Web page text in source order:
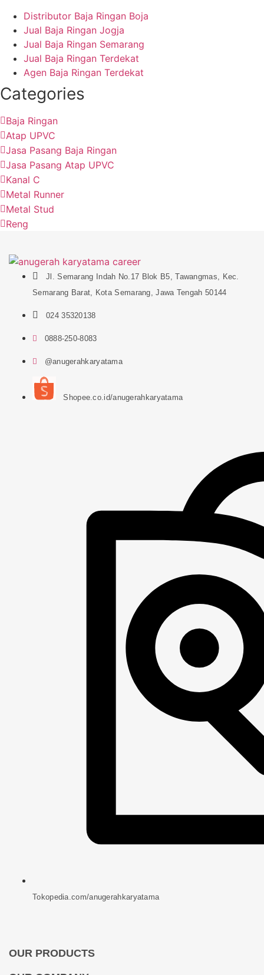
Distributor Baja Ringan Boja
Jual Baja Ringan Jogja
Jual Baja Ringan Semarang
Jual Baja Ringan Terdekat
Agen Baja Ringan Terdekat
Categories
Baja Ringan
Atap UPVC
Jasa Pasang Baja Ringan
Jasa Pasang Atap UPVC
Kanal C
Metal Runner
Metal Stud
Reng
Jl. Semarang Indah No.17 Blok B5, Tawangmas, Kec.
Semarang Barat, Kota Semarang, Jawa Tengah 50144
024 35320138
0888-250-8083
@anugerahkaryatama
Shopee.co.id/anugerahkaryatama
Tokopedia.com/anugerahkaryatama
OUR PRODUCTS